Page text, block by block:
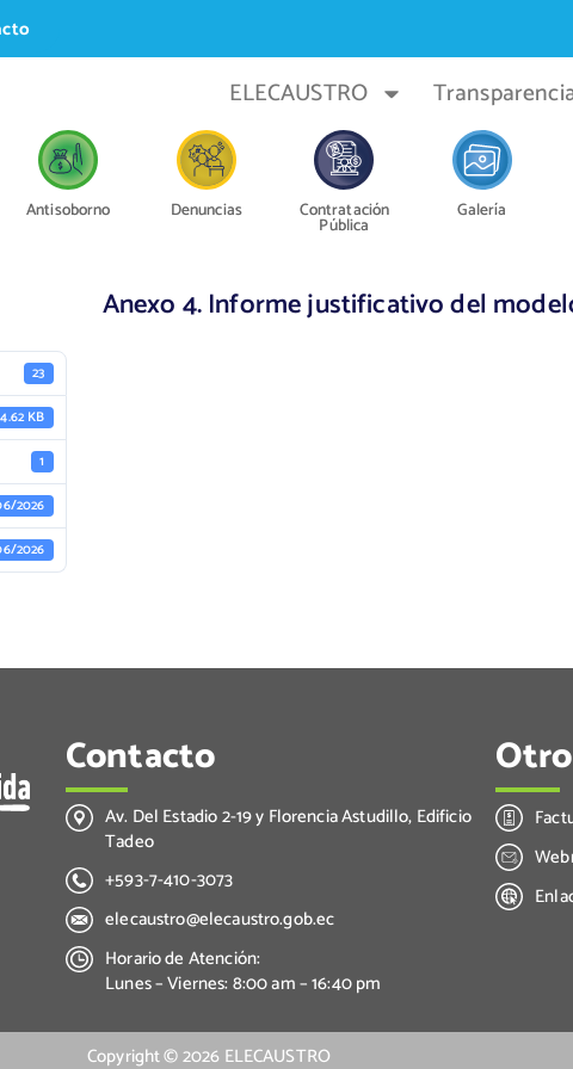
ELECAUSTRO
Antisoborno Denuncias Contratación
Pública
Galería
23
KB
1
2026
2026
Anexo 4. Informe justificativo del
Contacto
Av. Del Estadio 2-19 y Florencia Astudillo, Edificio
Tadeo
+593-7-410-3073
elecaustro@elecaustro.gob.ec
Horario de Atención:
Lunes – Viernes: 8:00 am – 16:40 pm
Copyright ©2026 ELECAUSTRO